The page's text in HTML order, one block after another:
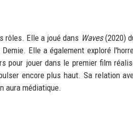
rôles. Elle a joué dans Waves(2020)
Elle a également exploré
pour jouer dans le premier film
encore plus haut. Sa relation
aura médiatique.